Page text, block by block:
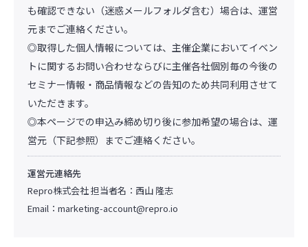
も確認できない（迷惑メールフォルダ含む）場合は、運営
元までご連絡ください。
◎取得した個人情報については、主催企業においてイベン
トに関するお問い合わせならびに主催各社個別毎の今後の
セミナー情報・商品情報などの告知のため共同利用させて
いただきます。
◎本ページでの申込み締め切り後に参加希望の場合は、運
営元（下記参照）までご連絡ください。
運営元連絡先
Repro株式会社 担当者名：西山 隆志
Email： marketing-account@repro.io